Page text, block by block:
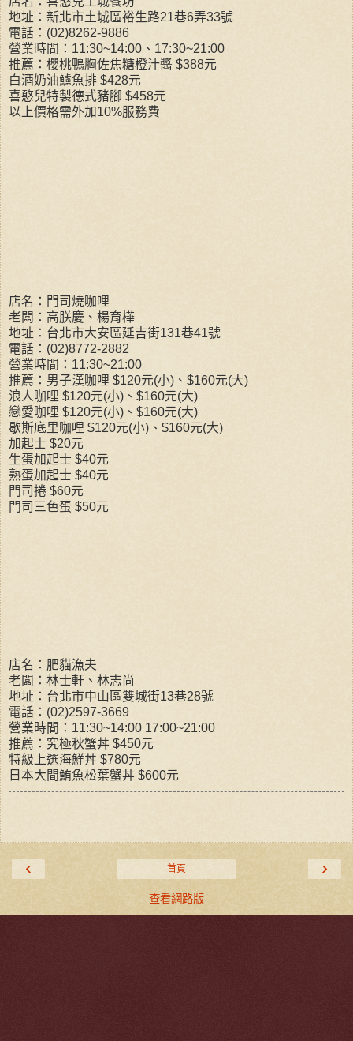
地址：新北市土城區裕生路21巷6弄33號
電話：(02)8262-9886
營業時間：11:30~14:00、17:30~21:00
推薦：櫻桃鴨胸佐焦糖橙汁醬 $388元
白酒奶油鱸魚排 $428元
喜憨兒特製德式豬腳 $458元
以上價格需外加10%服務費
店名：門司燒咖哩
老闆：高朕慶、楊育樺
地址：台北市大安區延吉街131巷41號
電話：(02)8772-2882
營業時間：11:30~21:00
推薦：男子漢咖哩 $120元(小)、$160元(大)
浪人咖哩 $120元(小)、$160元(大)
戀愛咖哩 $120元(小)、$160元(大)
歇斯底里咖哩 $120元(小)、$160元(大)
加起士 $20元
生蛋加起士 $40元
熟蛋加起士 $40元
門司捲 $60元
門司三色蛋 $50元
店名：肥貓漁夫
老闆：林士軒、林志尚
地址：台北市中山區雙城街13巷28號
電話：(02)2597-3669
營業時間：11:30~14:00 17:00~21:00
推薦：究極秋蟹丼 $450元
特級上選海鮮丼 $780元
日本大間鮪魚松葉蟹丼 $600元
‹ ›
首頁
查看網路版